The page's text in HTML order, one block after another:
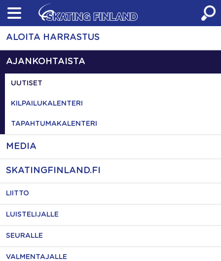
Skip
content
ALOITA HARRASTUS
AJANKOHTAISTA
UUTISET
KILPAILUKALENTERI
TAPAHTUMAKALENTERI
MEDIA
SKATINGFINLAND.FI
LIITTO
LUISTELIJALLE
SEURALLE
VALMENTAJALLE